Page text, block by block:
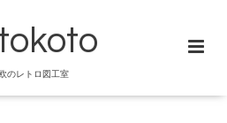
のレトロ図工室